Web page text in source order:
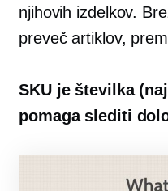
njihovih izdelkov.
preveč artiklov,
SKU je številka
pomaga slediti